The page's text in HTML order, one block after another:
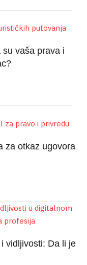
vaša prava i
za otkaz ugovora
vidljivosti: Da li je